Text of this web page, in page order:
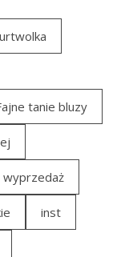
tanie bluzy
wyprzedaż
inst